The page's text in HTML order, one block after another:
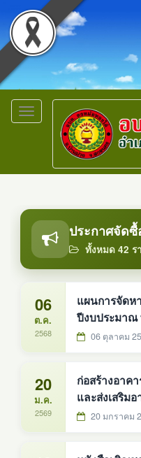
Toggle
navigation
ประกาศจัด
ทั้งหมด 42 ร
06
ต.ค.
2568
แผนการจัดหาพัสดุ
ปีงบประมาณ
06 ตุลาคม
20
ม.ค.
2569
ก่อสร้างอา
และส่งเสริม
20 มกราคม